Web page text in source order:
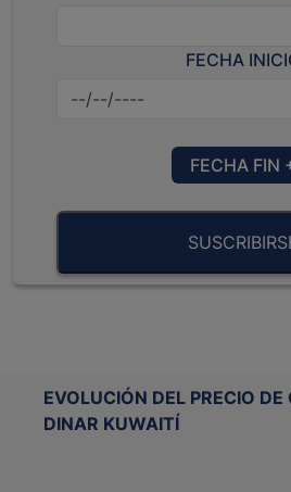
FECHA
FECHA FIN
EVOLUCIÓN DEL PRECIO DE
DINAR KUWAITÍ